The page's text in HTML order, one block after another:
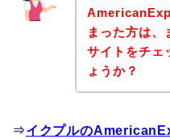
まった方は、
サイトをチェ
ょうか？
⇒イクプルの